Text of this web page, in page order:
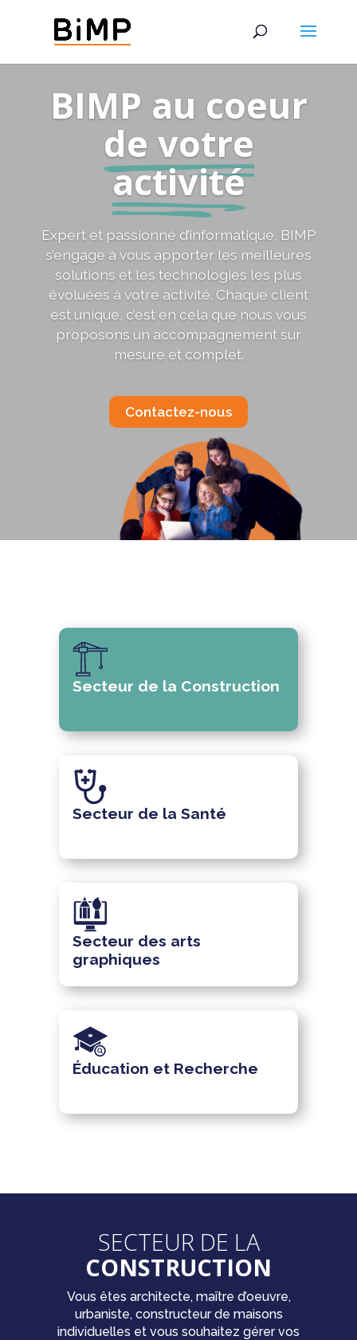
BIMP au coeur
de votre
activité
Expert et passionné d’informatique, BIMP
s’engage à vous apporter les meilleures
solutions et les technologies les plus
évoluées à votre activité. Chaque client
est unique, c’est en cela que nous vous
proposons un accompagnement sur
mesure et complet.
Contactez-nous
Secteur de la Construction
Secteur de la Santé
Secteur des arts
graphiques
Éducation et Recherche
SECTEUR DE LA
CONSTRUCTION
Vous êtes architecte, maître d’oeuvre,
urbaniste, constructeur de maisons
individuelles et vous souhaitez gérer vos